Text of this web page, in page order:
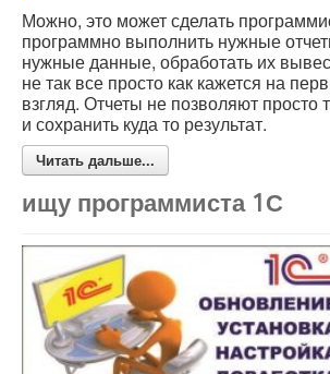
Можно, это может сделать
программно выполнить нужные
нужные данные, обработать их
не так все просто как кажется на
взгляд. Отчеты не позволяют просто
и сохранить куда то результат.
Читать дальше...
ищу программиста 1С